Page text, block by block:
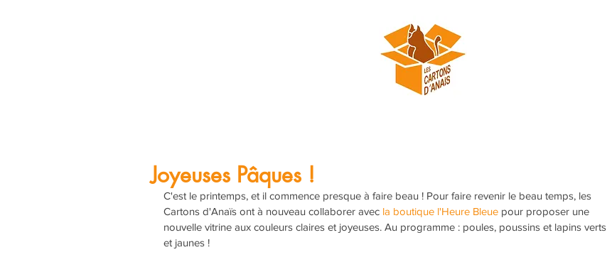
Joyeuses Pâques !
C'est le printemps, et il commence presque à faire beau ! Pour faire revenir le beau temps, les
Cartons d'Anaïs ont à nouveau collaborer avec la boutique l'Heure Bleue pour proposer une
nouvelle vitrine aux couleurs claires et joyeuses. Au programme : poules, poussins et lapins verts
et jaunes !